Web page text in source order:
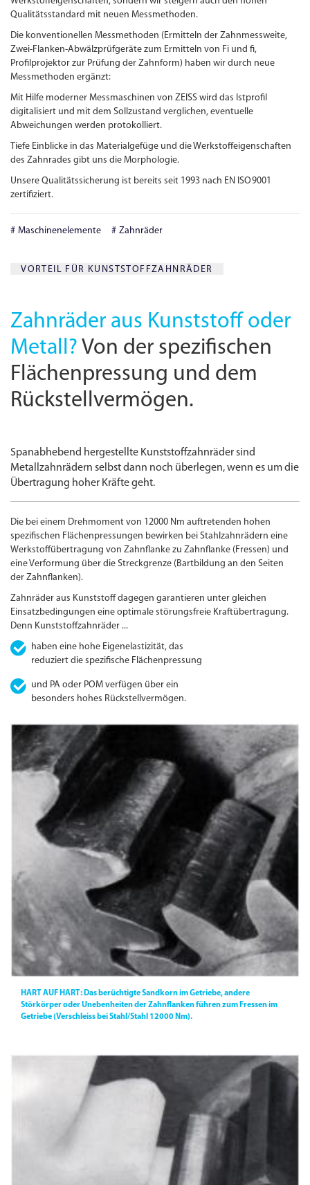
Qualitätsstandard mit neuen Messmethoden.
Die konventionellen Messmethoden (Ermitteln der Zahnmessweite,
Zwei-Flanken-Abwälzprüfgeräte zum Ermitteln von Fi und fi,
Profilprojektor zur Prüfung der Zahnform) haben wir durch neue
Messmethoden ergänzt:
Mit Hilfe moderner Messmaschinen von ZEISS wird das Istprofil
digitalisiert und mit dem Sollzustand verglichen, eventuelle
Abweichungen werden protokolliert.
Tiefe Einblicke in das Materialgefüge und die Werkstoffeigenschaften
des Zahnrades gibt uns die Morphologie.
Unsere Qualitätssicherung ist bereits seit 1993 nach EN ISO9001
zertifiziert.
Maschinenelemente Zahnräder
VORTEIL FÜR KUNSTSTOFFZAHNRÄDER
Zahnräder aus Kunststoff oder
Metall? Von der spezifischen
Flächen­pressung und dem
Rückstell­vermögen.
Spanabhebend hergestellte Kunststoffzahnräder sind
Metallzahnrädern selbst dann noch überlegen, wenn es um die
Übertragung hoher Kräfte geht.
Die bei einem Drehmoment von 12000 Nm auftretenden hohen
spezifischen Flächen­pressungen bewirken bei Stahlzahnrädern eine
Werkstoffübertragung von Zahnflanke zu Zahnflanke (Fressen) und
eine Verformung über die Streckgrenze (Bartbildung an den Seiten
der Zahnflanken).
Zahnräder aus Kunststoff dagegen garantieren unter gleichen
Einsatzbedingungen eine optimale störungs­freie Kraftübertragung.
Denn Kunststoffzahnräder ...
haben eine hohe Eigenelastizität, das
reduziert die spezifische Flächen­pressung
und PA oder POM verfügen über ein
besonders hohes Rückstell­vermögen.
HART AUF HART: Das berüchtigte Sandkorn im Getriebe, andere
Störkörper oder Unebenheiten der Zahnflanken führen zum Fressen im
Getriebe (Verschleiss bei Stahl/Stahl 12000 Nm).